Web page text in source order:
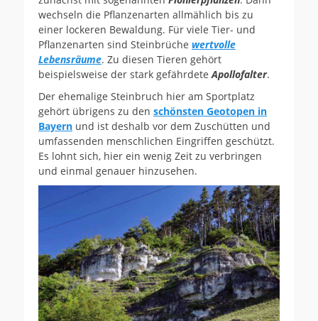
wechseln die Pflanzenarten allmählich bis zu
einer lockeren Bewaldung. Für viele Tier- und
Pflanzenarten sind Steinbrüche wertvolle
Lebensräume. Zu diesen Tieren gehört
beispielsweise der stark gefährdete Apollofalter.
Der ehemalige Steinbruch hier am Sportplatz
gehört übrigens zu den schönsten Geotopen in
Bayern und ist deshalb vor dem Zuschütten und
umfassenden menschlichen Eingriffen geschützt.
Es lohnt sich, hier ein wenig Zeit zu verbringen
und einmal genauer hinzusehen.